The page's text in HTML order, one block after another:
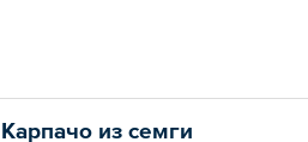
Карпачо из семги